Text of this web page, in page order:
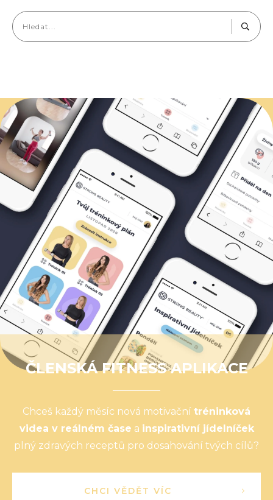
ČLENSKÁ FITNESS APLIKACE
Chceš každý měsíc nová motivační tréninková
videa v reálném čase a inspirativní jídelníček
plný zdravých receptů pro dosahování tvých cílů?
CHCI VĚDĚT VÍC